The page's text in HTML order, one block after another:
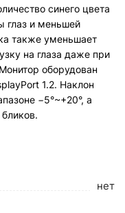
синего цвета
глаз и меньшей
также уменьшает
на глаза даже при
оборудован
1.2. Наклон
−5°~+20°, а
нет